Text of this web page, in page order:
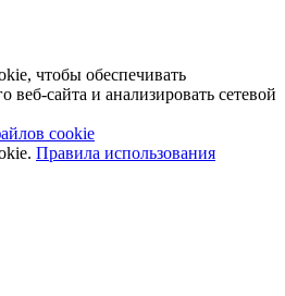
чтобы обеспечивать
веб-сайта и анализировать сетевой
cookie
Правила использования